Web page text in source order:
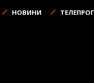
НОВИНИ